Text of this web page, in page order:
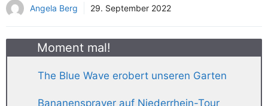
Angela Berg 29. September 2022
Moment mal!
The Blue Wave erobert unseren Garten
Bananensprayer auf Niederrhein-Tour